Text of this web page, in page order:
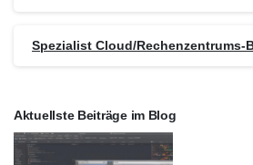
Spezialist Cloud/Rechenzentrums-
Aktuellste Beiträge im Blog